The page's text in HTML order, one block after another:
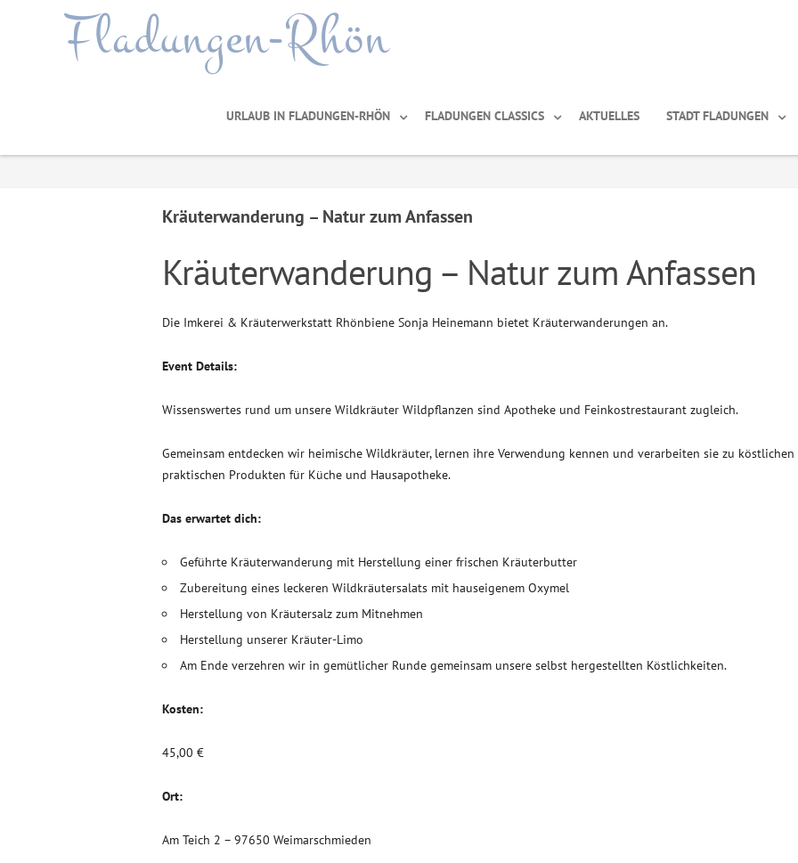
Fladungen-Rhön
URLAUB IN FLADUNGEN-RHÖN FLADUNGEN CLASSICS AKTUELLES STADT FLADUNGEN
Kräuterwanderung – Natur zum Anfassen
Kräuterwanderung – Natur zum Anfassen
Die Imkerei & Kräuterwerkstatt Rhönbiene Sonja Heinemann bietet Kräuterwanderungen an.
Event Details:
Wissenswertes rund um unsere Wildkräuter Wildpflanzen sind Apotheke und Feinkostrestaurant zugleich.
Gemeinsam entdecken wir heimische Wildkräuter, lernen ihre Verwendung kennen und verarbeiten sie zu köstlichen
praktischen Produkten für Küche und Hausapotheke.
Das erwartet dich:
Geführte Kräuterwanderung mit Herstellung einer frischen Kräuterbutter
Zubereitung eines leckeren Wildkräutersalats mit hauseigenem Oxymel
Herstellung von Kräutersalz zum Mitnehmen
Herstellung unserer Kräuter-Limo
Am Ende verzehren wir in gemütlicher Runde gemeinsam unsere selbst hergestellten Köstlichkeiten.
Kosten:
45,00 €
Ort:
Am Teich 2 – 97650 Weimarschmieden